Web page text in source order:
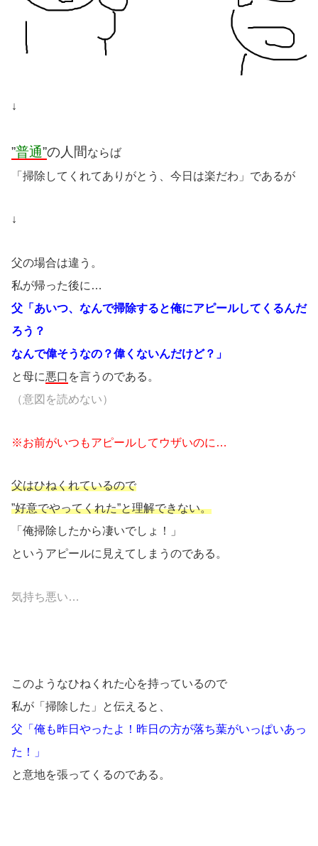
↓
”普通”の人間ならば
「掃除してくれてありがとう、今日は楽だわ」であるが
↓
父の場合は違う。
私が帰った後に…
父「あいつ、なんで掃除すると俺にアピールしてくるんだ
ろう？
なんで偉そうなの？偉くないんだけど？」
と母に悪口 を言うのである。
（意図を読めない）
※お前がいつもアピールしてウザいのに…
父はひねくれているので
”好意でやってくれた”と理解できない。
「俺掃除したから凄いでしょ！」
というアピールに見えてしまうのである。
気持ち悪い…
このようなひねくれた心を持っているので
私が「掃除した」と伝えると、
父「俺も昨日やったよ！昨日の方が落ち葉がいっぱいあっ
た！」
と意地を張ってくるのである。